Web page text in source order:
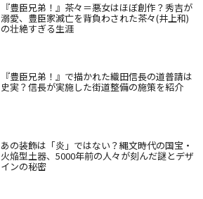
『豊臣兄弟！』茶々＝悪女はほぼ創作？秀吉が
溺愛、豊臣家滅亡を背負わされた茶々(井上和)
の壮絶すぎる生涯
『豊臣兄弟！』で描かれた織田信長の道普請は
史実？信長が実施した街道整備の施策を紹介
あの装飾は「炎」ではない？縄文時代の国宝・
火焔型土器、5000年前の人々が刻んだ謎とデザ
インの秘密